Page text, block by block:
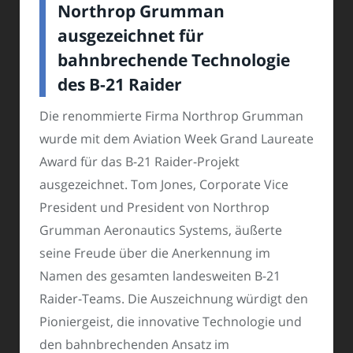
Northrop Grumman
ausgezeichnet für
bahnbrechende Technologie
des B-21 Raider
Die renommierte Firma Northrop Grumman
wurde mit dem Aviation Week Grand Laureate
Award für das B-21 Raider-Projekt
ausgezeichnet. Tom Jones, Corporate Vice
President und President von Northrop
Grumman Aeronautics Systems, äußerte
seine Freude über die Anerkennung im
Namen des gesamten landesweiten B-21
Raider-Teams. Die Auszeichnung würdigt den
Pioniergeist, die innovative Technologie und
den bahnbrechenden Ansatz im